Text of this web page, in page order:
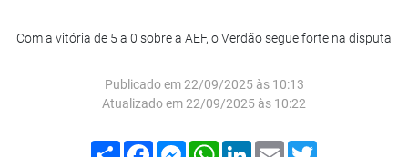
Com a vitória de 5 a 0 sobre a AEF, o Verdão segue forte na disputa
Publicado em 22/09/2025 às 10:13
Atualizado em 22/09/2025 às 10:22
Compartilhar
FacebookMessenger
WhatsApp
LinkedIn
Email